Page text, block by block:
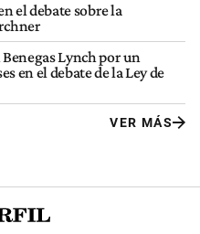
el debate sobre la
Lynch por un
en el debate de la Ley de
VER MÁS